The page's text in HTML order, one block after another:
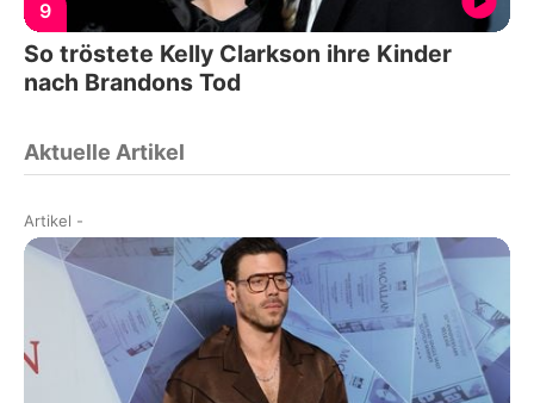
9
So tröstete Kelly Clarkson ihre Kinder
nach Brandons Tod
Aktuelle Artikel
Artikel -